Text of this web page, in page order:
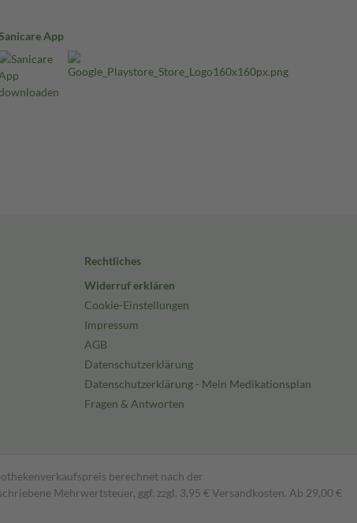
App
Rechtliches
Widerruf erklären
Cookie-Einstellungen
Impressum
AGB
Datenschutzerklärung
Datenschutzerklärung - Mein Medikationsplan
Fragen & Antworten
berechnet nach der
Mehrwertsteuer, ggf. zzgl. 3,95 € Versandkosten. Ab 29,00 €